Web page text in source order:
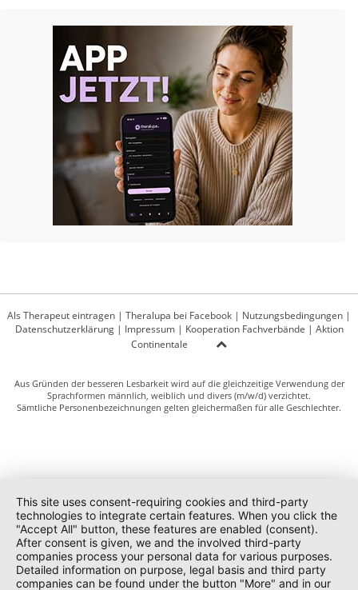
Als Therapeut eintragen | Theralupa bei Facebook | Nutzungsbedingungen |
Datenschutzerklärung| Impressum| Kooperation Fachverbände | Aktion
Continentale
Aus Gründen der besseren Lesbarkeit wird auf die gleichzeitige Verwendung der
Sprachformen männlich, weiblich und divers (m/w/d) verzichtet.
Sämtliche Personenbezeichnungen gelten gleichermaßen für alle Geschlechter.
This site uses consent-requiring cookies and third-party
technologies to integrate certain features. When you click the
"Accept All" button, these features are enabled (consent).
After consent is given, we and the involved third-party
companies process your personal data for various purposes.
Detailed information on purpose, legal basis and third party
companies can be found under the button "More" and in our